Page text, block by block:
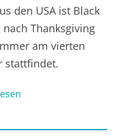
den USA ist Black
Thanksgiving
am vierten
stattfindet.